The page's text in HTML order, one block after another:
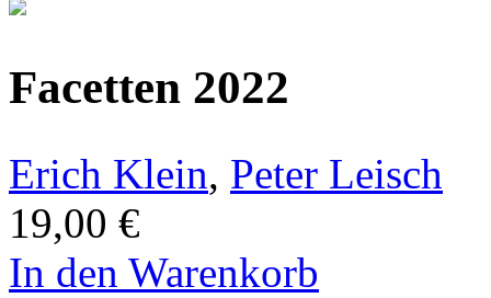
Facetten 2022
Erich Klein, Peter Leisch
19,00 €
In den Warenkorb